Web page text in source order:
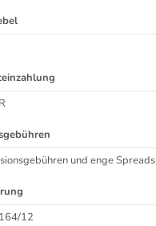
und enge Spreads
12